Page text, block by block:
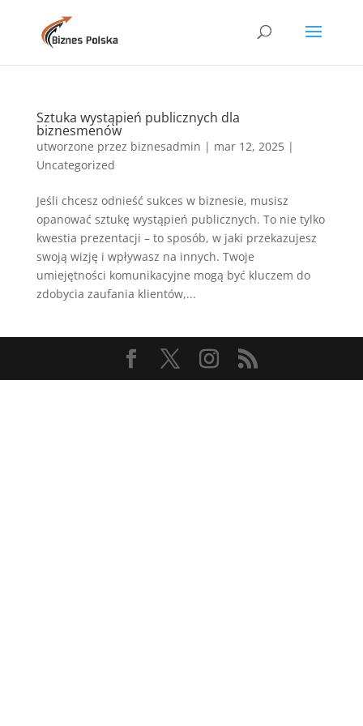
Sztuka wystąpień publicznych dla
biznesmenów
utworzone przez biznesadmin | mar 12, 2025|
Uncategorized
Jeśli chcesz odnieść sukces w biznesie, musisz
opanować sztukę wystąpień publicznych. To nie tylko
kwestia prezentacji – to sposób, w jaki przekazujesz
swoją wizję i wpływasz na innych. Twoje
umiejętności komunikacyjne mogą być kluczem do
zdobycia zaufania klientów,...